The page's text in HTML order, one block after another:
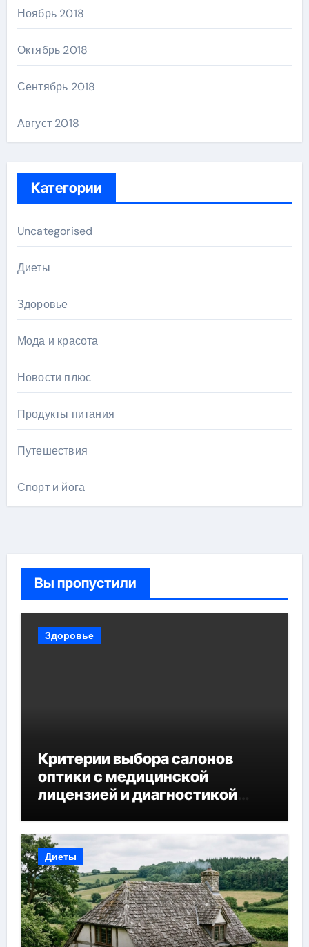
Ноябрь 2018
Октябрь 2018
Сентябрь 2018
Август 2018
Категории
Uncategorised
Диеты
Здоровье
Мода и красота
Новости плюс
Продукты питания
Путешествия
Спорт и йога
Вы пропустили
Здоровье
Критерии выбора салонов
оптики с медицинской
лицензией и диагностикой
Диеты